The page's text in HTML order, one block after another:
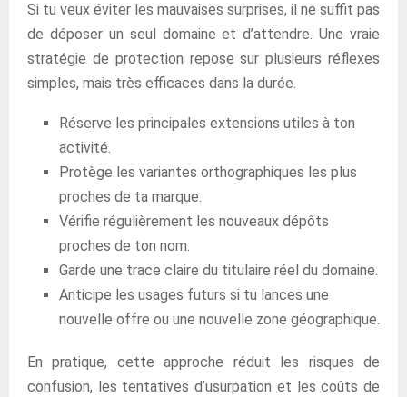
Si tu veux éviter les mauvaises surprises, il ne suffit pas
de déposer un seul domaine et d’attendre. Une vraie
stratégie de protection repose sur plusieurs réflexes
simples, mais très efficaces dans la durée.
Réserve les principales extensions utiles à ton
activité.
Protège les variantes orthographiques les plus
proches de ta marque.
Vérifie régulièrement les nouveaux dépôts
proches de ton nom.
Garde une trace claire du titulaire réel du domaine.
Anticipe les usages futurs si tu lances une
nouvelle offre ou une nouvelle zone géographique.
En pratique, cette approche réduit les risques de
confusion, les tentatives d’usurpation et les coûts de